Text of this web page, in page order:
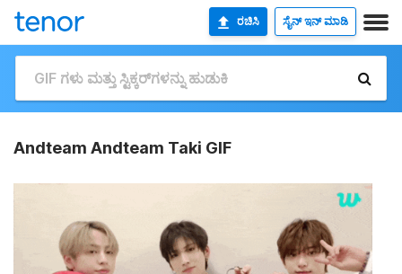
ರಚಿಸಿ ಸೈನ್ ಇನ್ ಮಾಡಿ
Andteam Andteam Taki GIF